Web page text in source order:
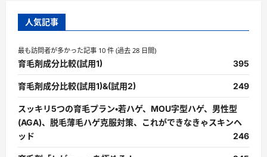
人気記事
最も訪問者が多かった記事 10 件 (過去 28 日間)
育毛剤成分比較(試用1) 395
育毛剤成分比較(試用1)&(試用2) 249
スッキリ5つの育毛プラン・若ハゲ、MOU字型ハゲ、男性型
(AGA)、脱毛薄毛ハゲ克服対策、これができなきゃスキンヘ
ッド
246